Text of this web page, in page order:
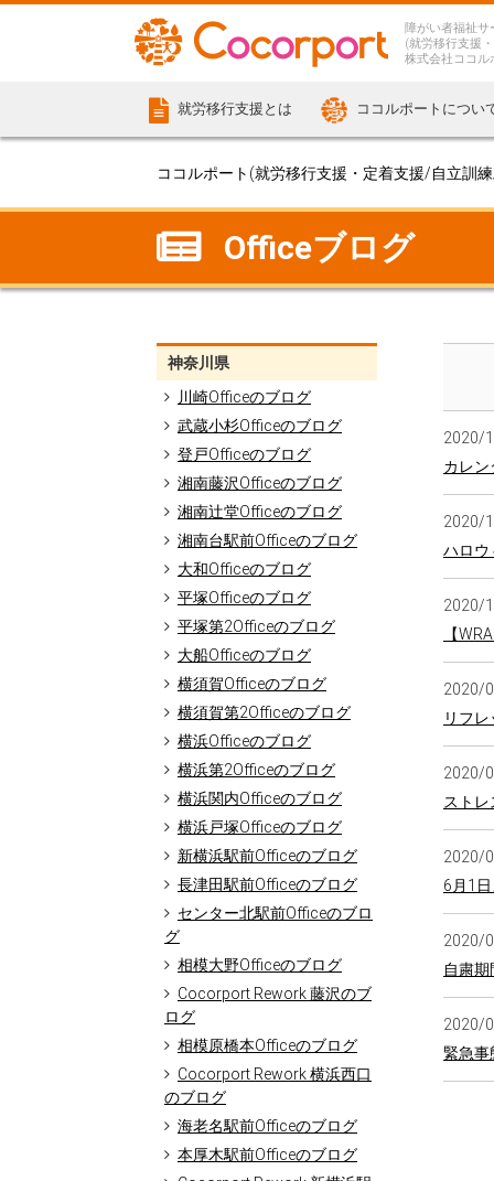
障がい者福祉サ
(就労移行支援
株式会社ココル
就労移行支援とは ココルポートについ
ココルポート(就労移行支援・定着支援/自立訓
Officeブログ
神奈川県
川崎Officeのブログ
武蔵小杉Officeのブログ
登戸Officeのブログ
湘南藤沢Officeのブログ
湘南辻堂Officeのブログ
湘南台駅前Officeのブログ
大和Officeのブログ
平塚Officeのブログ
平塚第2Officeのブログ
大船Officeのブログ
横須賀Officeのブログ
横須賀第2Officeのブログ
横浜Officeのブログ
横浜第2Officeのブログ
横浜関内Officeのブログ
横浜戸塚Officeのブログ
新横浜駅前Officeのブログ
長津田駅前Officeのブログ
センター北駅前Officeのブロ
グ
相模大野Officeのブログ
Cocorport Rework 藤沢のブ
ログ
相模原橋本Officeのブログ
Cocorport Rework 横浜西口
のブログ
海老名駅前Officeのブログ
本厚木駅前Officeのブログ
2020/
カレン
2020/
ハロウ
2020/
【
2020/
リフ
2020/
スト
2020/
6月1
2020/
自粛
2020/
緊急事